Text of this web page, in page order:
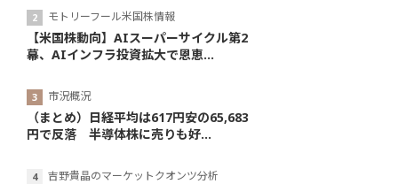
モトリーフール米国株情報
【米国株動向】AIスーパーサイクル第2
幕、AIインフラ投資拡大で恩恵...
市況概況
（まとめ）日経平均は617円安の65,683
円で反落 半導体株に売りも好...
吉野貴晶のマーケットクオンツ分析